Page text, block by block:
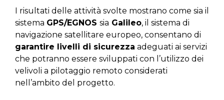
I risultati delle attività svolte mostrano come sia il
sistema GPS/EGNOS sia Galileo, il sistema di
navigazione satellitare europeo, consentano di
garantire livelli di sicurezza adeguati ai servizi
che potranno essere sviluppati con l’utilizzo dei
velivoli a pilotaggio remoto considerati
nell’ambito del progetto.